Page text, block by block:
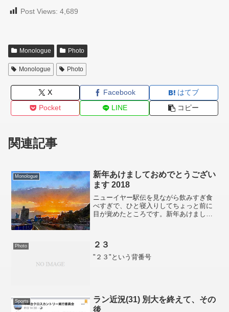
Post Views: 4,689
Monologue Photo
Monologue Photo
X Facebook
はてブ
Pocket
LINE コピー
関連記事
Monologue
新年あけましておめでとうござい
ます 2018
ニューイヤー駅伝を見ながら飲みすぎ食
べすぎで、ひと寝入りしてちょっと前に
目が覚めたところです。新年あけまして
が、一年の 刑 計...
Photo ２３
"２３"という背番号
Sports
ラン近況(31) 別大を終えて、その
後